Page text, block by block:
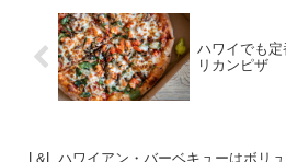
ハワイでも
リカンピザ
L&L ハワイアン・バーベキューはボリュ